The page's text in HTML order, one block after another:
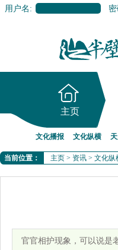
用户名:
主页
文化播报 文化纵横
当前位置： 主页 > 资讯 > 文化纵
官官相护现象，可以说是